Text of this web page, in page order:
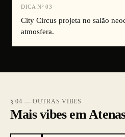
DICA Nº 03
City Circus projeta no salão
atmosfera.
§ 04 — OUTRAS VIBES
Mais vibes em